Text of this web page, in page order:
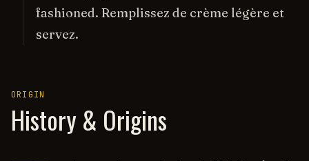
fashioned. Remplissez de crème légère et
servez.
ORIGIN
History & Origins